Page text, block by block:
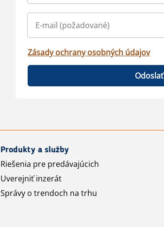
Zásady ochrany osobných údajov
Odoslať
Produkty a služby
Riešenia pre predávajúcich
Uverejniť inzerát
Správy o trendoch na trhu